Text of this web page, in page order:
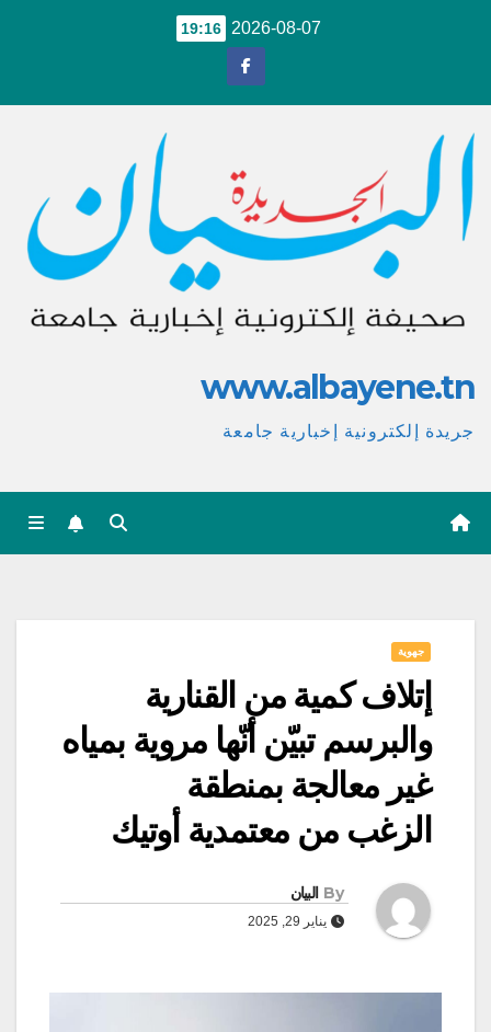
2026-08-07
19:16
www.albayene.tn
جريدة إلكترونية إخبارية جامعة
جهوية
إتلاف كمية من القنارية
والبرسم تبيّن أنّها مروية بمياه
غير معالجة بمنطقة
الزغب من معتمدية أوتيك
By البيان
يناير 29, 2025